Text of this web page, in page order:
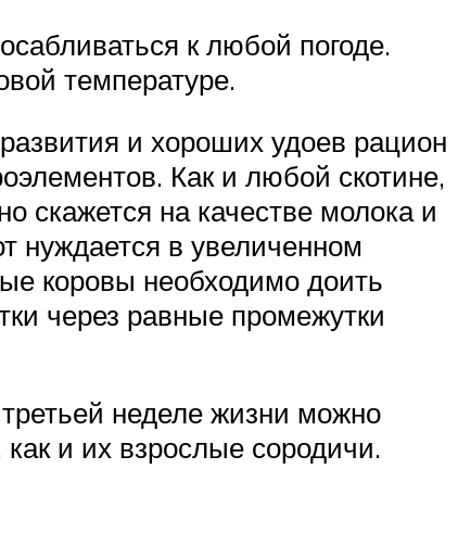
к любой погоде.
температуре.
и хороших удоев рацион
Как и любой скотине,
скажется на качестве молока и
нуждается в увеличенном
коровы необходимо доить
через равные промежутки
неделе жизни можно
и их взрослые сородичи.